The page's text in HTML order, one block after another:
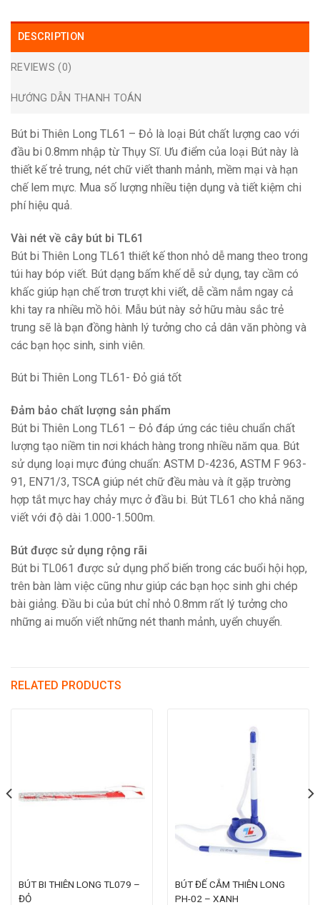
DESCRIPTION
REVIEWS (0)
HƯỚNG DẪN THANH TOÁN
Bút bi Thiên Long TL61 – Đỏ là loại Bút chất lượng cao với
đầu bi 0.8mm nhập từ Thụy Sĩ. Ưu điểm của loại Bút này là
thiết kế trẻ trung, nét chữ viết thanh mảnh, mềm mại và hạn
chế lem mực. Mua số lượng nhiều tiện dụng và tiết kiệm chi
phí hiệu quả.
Vài nét về cây bút bi TL61
Bút bi Thiên Long TL61 thiết kế thon nhỏ dễ mang theo trong
túi hay bóp viết. Bút dạng bấm khế dễ sử dụng, tay cầm có
khấc giúp hạn chế trơn trượt khi viết, dễ cầm nắm ngay cả
khi tay ra nhiều mồ hôi. Mẫu bút này sở hữu màu sắc trẻ
trung sẽ là bạn đồng hành lý tưởng cho cả dân văn phòng và
các bạn học sinh, sinh viên.
Bút bi Thiên Long TL61- Đỏ giá tốt
Đảm bảo chất lượng sản phẩm
Bút bi Thiên Long TL61 – Đỏ đáp ứng các tiêu chuẩn chất
lượng tạo niềm tin nơi khách hàng trong nhiều năm qua. Bút
sử dụng loại mực đúng chuẩn: ASTM D-4236, ASTM F 963-
91, EN71/3, TSCA giúp nét chữ đều màu và ít gặp trường
hợp tắt mực hay chảy mực ở đầu bi. Bút TL61 cho khả năng
viết với độ dài 1.000-1.500m.
Bút được sử dụng rộng rãi
Bút bi TL061 được sử dụng phổ biến trong các buổi hội họp,
trên bàn làm việc cũng như giúp các bạn học sinh ghi chép
bài giảng. Đầu bi của bút chỉ nhỏ 0.8mm rất lý tưởng cho
những ai muốn viết những nét thanh mảnh, uyển chuyển.
RELATED PRODUCTS
BÚT BI THIÊN LONG TL079 –
ĐỎ
BÚT ĐẾ CẮM THIÊN LONG
PH-02 – XANH